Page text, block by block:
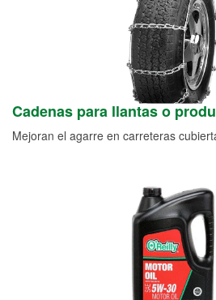
Cadenas para llantas o
Mejoran el agarre en carreteras